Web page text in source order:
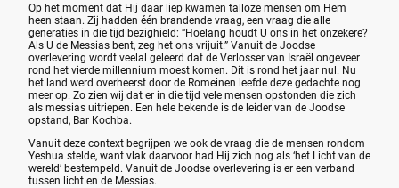
Op het moment dat Hij daar liep kwamen talloze mensen om Hem
heen staan. Zij hadden één brandende vraag, een vraag die alle
generaties in die tijd bezighield: “Hoelang houdt U ons in het onzekere?
Als U de Messias bent, zeg het ons vrijuit.” Vanuit de Joodse
overlevering wordt veelal geleerd dat de Verlosser van Israël ongeveer
rond het vierde millennium moest komen. Dit is rond het jaar nul. Nu
het land werd overheerst door de Romeinen leefde deze gedachte nog
meer op. Zo zien wij dat er in die tijd vele mensen opstonden die zich
als messias uitriepen. Een hele bekende is de leider van de Joodse
opstand, Bar Kochba.
Vanuit deze context begrijpen we ook de vraag die de mensen rondom
Yeshua stelde, want vlak daarvoor had Hij zich nog als ‘het Licht van de
wereld’ bestempeld. Vanuit de Joodse overlevering is er een verband
tussen licht en de Messias.